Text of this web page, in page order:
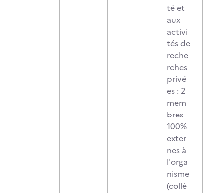
té et
aux
activi
tés de
reche
rches
privé
es : 2
mem
bres
100%
exter
nes à
l'orga
nisme
(collè